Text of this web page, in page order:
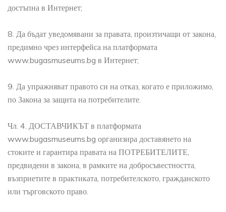
достъпна в Интернет;
8. Да бъдат уведомявани за правата, произтичащи от закона,
предимно чрез интерфейса на платформата
www.bugasmuseums.bg в Интернет;
9. Да упражняват правото си на отказ, когато е приложимо,
по Закона за защита на потребителите.
Чл. 4. ДОСТАВЧИКЪТ в платформата
www.bugasmuseums.bg организира доставянето на
стоките и гарантира правата на ПОТРЕБИТЕЛИТЕ,
предвидени в закона, в рамките на добросъвестността,
възприетите в практиката, потребителското, гражданското
или търговското право.